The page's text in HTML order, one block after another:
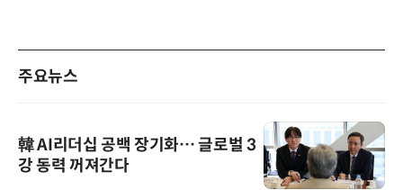
주요뉴스
韓 AI리더십 공백 장기화… 글로벌 3
강 동력 꺼져간다